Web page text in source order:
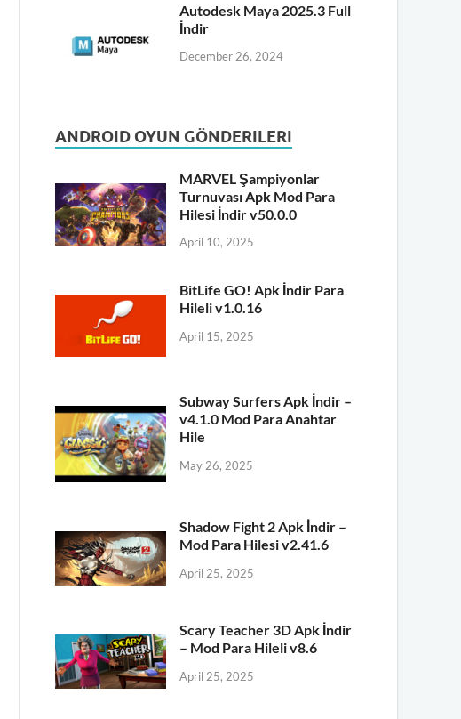
Autodesk Maya 2025.3 Full
İndir
December 26, 2024
ANDROID OYUN GÖNDERILERI
MARVEL Şampiyonlar
Turnuvası Apk Mod Para
Hilesi İndir v50.0.0
April 10, 2025
BitLife GO! Apk İndir Para
Hileli v1.0.16
April 15, 2025
Subway Surfers Apk İndir –
v4.1.0 Mod Para Anahtar
Hile
May 26, 2025
Shadow Fight 2 Apk İndir –
Mod Para Hilesi v2.41.6
April 25, 2025
Scary Teacher 3D Apk İndir
– Mod Para Hileli v8.6
April 25, 2025